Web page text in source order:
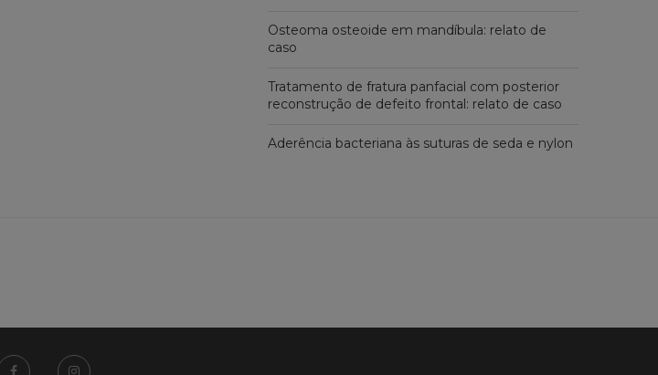
Osteoma osteoide em mandíbula: relato de
caso
Tratamento de fratura panfacial com posterior
reconstrução de defeito frontal: relato de caso
Aderência bacteriana às suturas de seda e nylon